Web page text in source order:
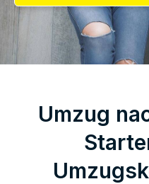
Umzug